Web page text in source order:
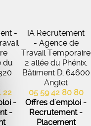
le
-
du
22
-
-
IA Recrutement
- Agence de
Travail Temporaire
2 allée du Phénix,
Bâtiment D, 64600
Anglet
05 59 42 80 80
Offres d'emploi -
Recrutement -
Placement